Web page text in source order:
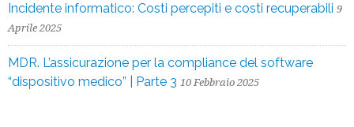
Incidente informatico: Costi percepiti e costi recuperabili 9
Aprile 2025
MDR. L’assicurazione per la compliance del software
“dispositivo medico” | Parte 3 10 Febbraio 2025